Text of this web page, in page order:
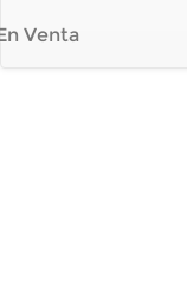
Venta